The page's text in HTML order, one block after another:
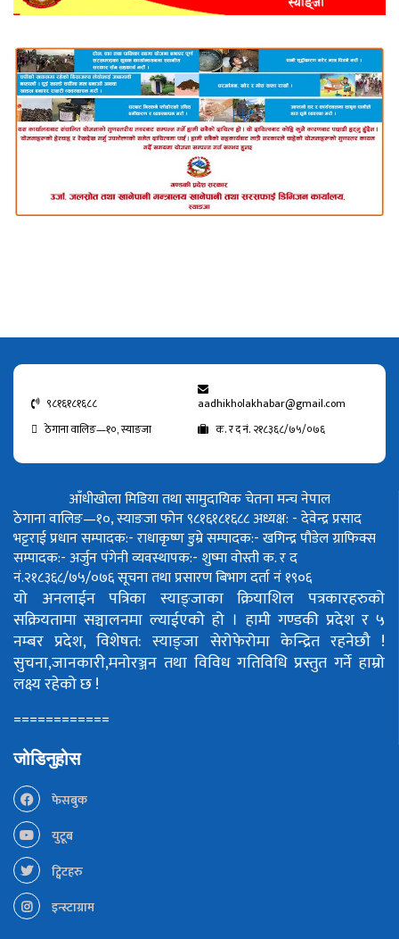
९८१६१८१६८८
aadhikholakhabar@gmail.com
ठेगाना वालिङ—१०, स्याङजा
क. र द नं. २१८३६८/७५/०७६
आँधीखोला मिडिया तथा सामुदायिक चेतना मन्च नेपाल
ठेगाना वालिङ—१०, स्याङजा फोन ९८१६१८१६८८अध्यक्ष: - देवेन्द्र प्रसाद
भट्टराईप्रधान सम्पादक:- राधाकृष्ण डुम्रेसम्पादक:- खगिन्द्र पौडेलग्राफिक्स
सम्पादक:- अर्जुन पंगेनीव्यवस्थापक:- शुष्मा वोस्तीक. र द
नं.२१८३६८/७५/०७६सूचना तथा प्रसारण बिभाग दर्ता नं १९०६
यो अनलाईन पत्रिका स्याङ्जाका क्रियाशिल पत्रकारहरुको
सक्रियतामा सञ्चालनमा ल्याईएको हो । हामी गण्डकी प्रदेश र ५
नम्बर प्रदेश, विशेषत: स्याङ्जा सेरोफेरोमा केन्द्रित रहनेछौ !
सुचना,जानकारी,मनोरञ्जन तथा विविध गतिविधि प्रस्तुत गर्ने हाम्रो
लक्ष्य रहेको छ !
============
जोडिनुहोस
फेसबुक
युटूब
ट्विटहरु
इन्स्टाग्राम